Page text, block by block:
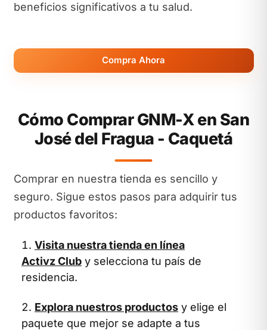
beneficios significativos a tu salud.
Compra Ahora
Cómo Comprar GNM-X en San
José del Fragua - Caquetá
Comprar en nuestra tienda es sencillo y
seguro. Sigue estos pasos para adquirir tus
productos favoritos:
Visita nuestra tienda en línea
Activz Club y selecciona tu país de
residencia.
Explora nuestros productos y elige el
paquete que mejor se adapte a tus